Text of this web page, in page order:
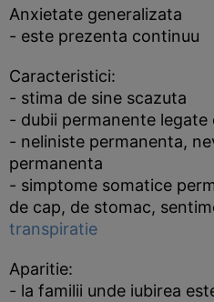
Anxietate generalizata
- este prezenta continuu
Caracteristici:
- stima de sine scazuta
- dubii permanente
- neliniste permanenta,
permanenta
- simptome somatice
de cap, de stomac,
transpiratie
Aparitie:
- la familii unde iubirea